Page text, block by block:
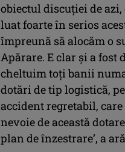
obiectul discuţiei de
luat foarte în serios
împreună să alocăm o
Apărare. E clar şi a
cheltuim toţi banii
dotări de tip logistică,
accident regretabil,
nevoie de această
plan de înzestrare’, a